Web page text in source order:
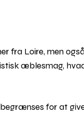
fra Loire, men
æblesmag,
for at